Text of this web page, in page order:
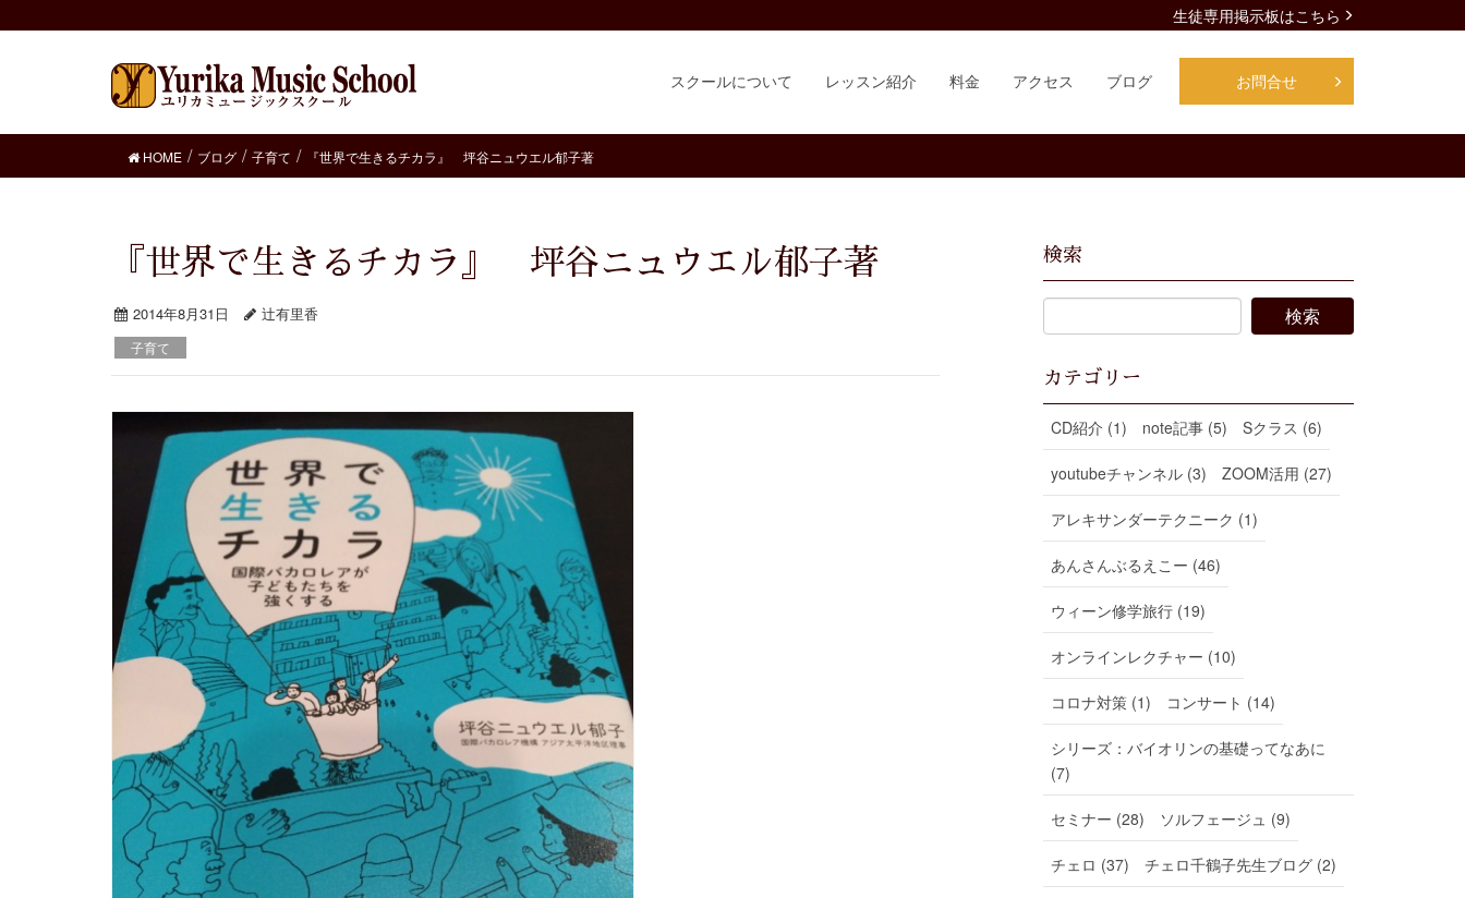
生徒専用掲示板はこちら
スクールについて レッスン紹介 料金 アクセス ブログ お問合せ
HOME ブログ 子育て 『世界で生きるチカラ』 坪谷ニュウエル郁子著
『世界で生きるチカラ』 坪谷ニュウエル郁子著
2014年8月31日 辻有里香
子育て
検索
カテゴリー
CD紹介 (1) note記事 (5) Sクラス (6)
youtubeチャンネル (3) ZOOM活用 (27)
アレキサンダーテクニーク (1)
あんさんぶるえこー (46)
ウィーン修学旅行 (19)
オンラインレクチャー (10)
コロナ対策 (1) コンサート (14)
シリーズ：バイオリンの基礎ってなあに
(7)
セミナー (28) ソルフェージュ (9)
チェロ (37) チェロ千鶴子先生ブログ (2)